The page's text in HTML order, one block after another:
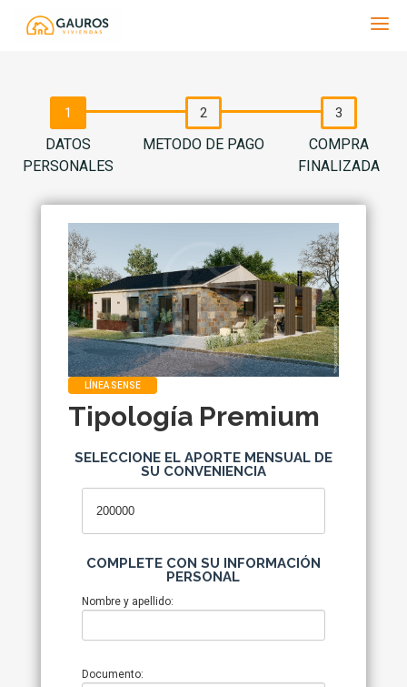
Gauros
DATOS
PERSONALES
METODO DE PAGO
COMPRA
FINALIZADA
LÍNEA SENSE
Tipología Premium
SELECCIONE EL APORTE MENSUAL DE
SU CONVENIENCIA
COMPLETE CON SU INFORMACIÓN
PERSONAL
Nombre y apellido:
Documento: